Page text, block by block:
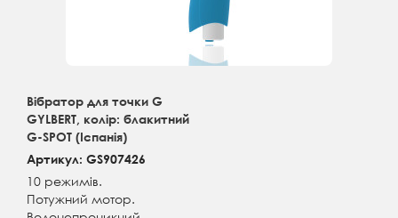
Вібратор для точки G
GYLBERT, колір: блакитний
G-SPOT (Іспанія)
Артикул: GS907426
10 режимів.
Потужний мотор.